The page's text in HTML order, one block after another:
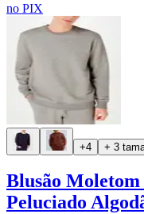
no PIX
+4 + 3
Blusão
Peluciado